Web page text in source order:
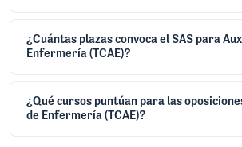
¿Cuántas plazas convoca el SAS para
Enfermería (TCAE)?
¿Qué cursos puntúan para las
de Enfermería (TCAE)?